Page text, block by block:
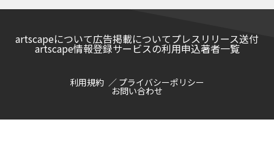
artscapeについて広告掲載についてプレスリリース送付
artscape情報登録サービスの利用申込著者一覧
利用規約 プライバシーポリシー
お問い合わせ